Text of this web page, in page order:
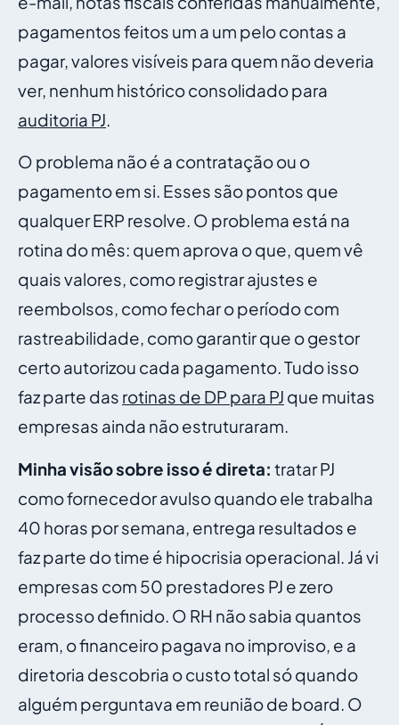
pagamentos feitos um a um pelo contas a
pagar, valores visíveis para quem não deveria
ver, nenhum histórico consolidado para
auditoria PJ
O problema não é a contratação ou o
pagamento em si. Esses são pontos que
qualquer ERP resolve. O problema está na
rotina do mês: quem aprova o que, quem vê
quais valores, como registrar ajustes e
reembolsos, como fechar o período com
rastreabilidade, como garantir que o gestor
certo autorizou cada pagamento. Tudo isso
faz parte das rotinas de DP para PJ que muitas
empresas ainda não estruturaram.
Minha visão sobre isso é direta: tratar PJ
como fornecedor avulso quando ele trabalha
40 horas por semana, entrega resultados e
faz parte do time é hipocrisia operacional. Já vi
empresas com 50 prestadores PJ e zero
processo definido. O RH não sabia quantos
eram, o financeiro pagava no improviso, e a
diretoria descobria o custo total só quando
alguém perguntava em reunião de board. O